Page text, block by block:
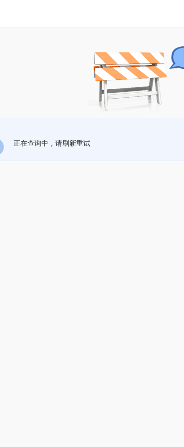
正在查询中，请刷新重试